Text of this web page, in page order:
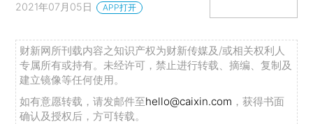
2021年07月05日 APP打开
财新网所刊载内容之知识产权为财新传媒及/或相关权利人
专属所有或持有。未经许可，禁止进行转载、摘编、复制及
建立镜像等任何使用。
如有意愿转载，请发邮件至hello@caixin.com ，获得书面
确认及授权后，方可转载。